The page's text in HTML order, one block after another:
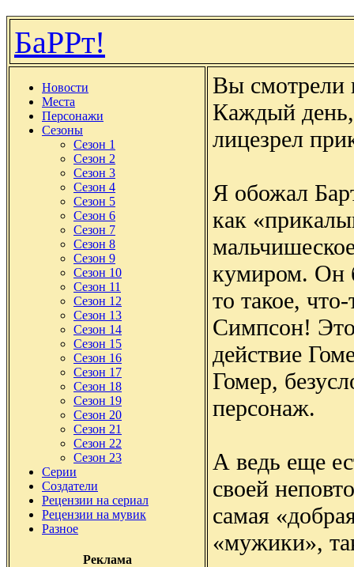
БаРРт!
Новости
Места
Персонажи
Сезоны
Сезон 1
Сезон 2
Сезон 3
Сезон 4
Сезон 5
Сезон 6
Сезон 7
Сезон 8
Сезон 9
Сезон 10
Сезон 11
Сезон 12
Сезон 13
Сезон 14
Сезон 15
Сезон 16
Сезон 17
Сезон 18
Сезон 19
Сезон 20
Сезон 21
Сезон 22
Сезон 23
Серии
Создатели
Рецензии на сериал
Рецензии на мувик
Разное
Реклама
Вы смотрели
Каждый
лицезрел
Я обожал
как
кумиром. Он
то такое,
Симпсон!
действие
Гомер,
персонаж.
А ведь еще
своей
самая
«мужики»,